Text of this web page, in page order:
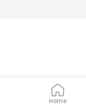
Home